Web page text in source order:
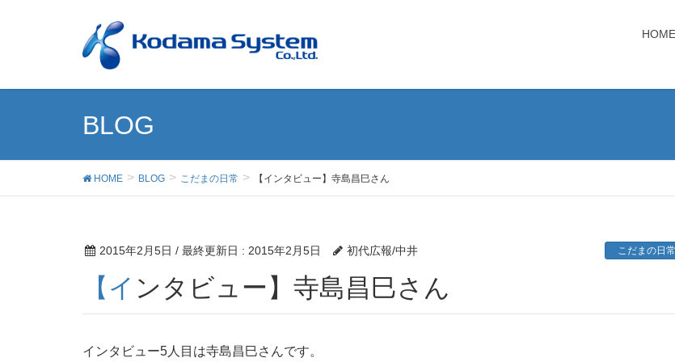
HOME
BLOG
HOME BLOG こだまの日常 【インタビュー】寺島昌巳さん
2015年2月5日 / 最終更新日 : 2015年2月5日 初代広報/中井 こだまの日常
【インタビュー】寺島昌巳さん
インタビュー5人目は寺島昌巳さんです。